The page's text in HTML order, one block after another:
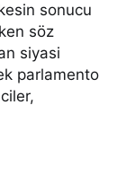
sonucu
söz
siyasi
parlamento